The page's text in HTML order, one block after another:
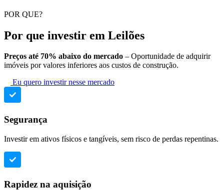
POR QUE?
Por que investir em Leilões
Preços até 70% abaixo do mercado – Oportunidade de adquirir
imóveis por valores inferiores aos custos de construção.
Eu quero investir nesse mercado
Segurança
Investir em ativos físicos e tangíveis, sem risco de perdas repentinas.
Rapidez na aquisição